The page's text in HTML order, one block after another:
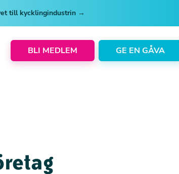
till kycklingindustrin →
BLI MEDLEM GE EN GÅVA